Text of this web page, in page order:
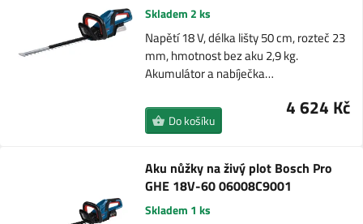
Skladem 2 ks
Napětí 18 V, délka lišty 50 cm, rozteč 23
mm, hmotnost bez aku 2,9 kg.
Akumulátor a nabíječka…
4 624 Kč
Do košíku
Aku nůžky na živý plot Bosch Pro
GHE 18V-60 06008C9001
Skladem 1 ks